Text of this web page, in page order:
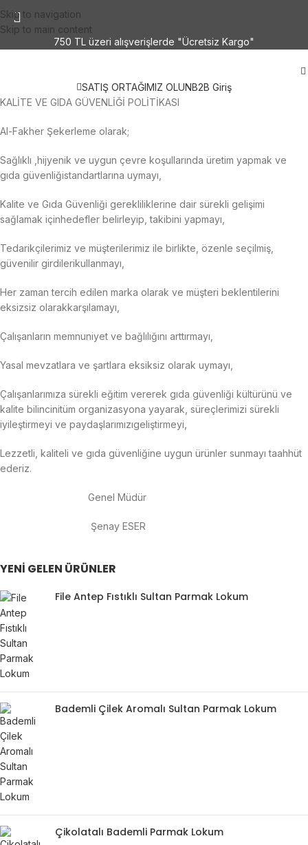
Skip to navigation
Skip to main content
750 TL üzeri alışverişlerde "Ücretsiz Kargo"
SATIŞ ORTAĞIMIZ OLUNB2B Giriş
KALİTE VE GIDA GÜVENLİĞİ POLİTİKASI
Al-Fakher Şekerleme olarak;
Sağlıklı hijyenik ve uygun çevre koşullarında üretim yapmak ve
gıda güvenliğistandartlarına uymayı
Kalite ve Gıda Güvenliği gerekliliklerine dair sürekli gelişimi
sağlamak içinhedefler belirleyip ,takibini yapmayı
Tedarikçilerimiz ve müşterilerimiz ile birlikte özenle seçilmiş
güvenilir girdilerikullanmayı
Her zamantercih edilen marka olarak ve müşteri beklentilerini
eksizsiz olarakkarşılamayı
Çalışanların memnuniyet ve bağlılığını arttırmayı
Yasal mevzatlara ve şartlara eksiksiz olarak uymayı
Çalışanlarımıza sürekli eğitim vererek gıda güvenliği kültürünü ve
kalite bilincinitüm organizasyona yayarak süreçlerimizi sürekli
iyileştirmeyi ve paydaşlarımızıgeliştirmeyi
Lezzetli kaliteli ve gıda güvenliğine uygun ürünler sunmayı taahhüt
ederiz.
Genel Müdür
Şenay ESER
YENİ GELEN ÜRÜNLER
File Antep Fıstıklı Sultan Parmak Lokum
Bademli Çilek Aromalı Sultan Parmak Lokum
Çikolatalı Bademli Parmak Lokum